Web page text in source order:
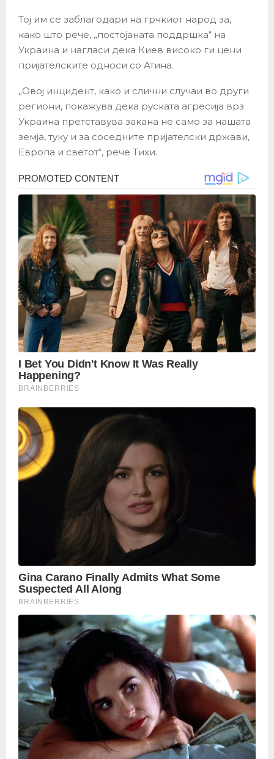
Тој им се заблагодари на грчкиот народ за,
како што рече, „постојаната поддршка“ на
Украина и нагласи дека Киев високо ги цени
пријателските односи со Атина.
„Овој инцидент, како и слични случаи во други
региони, покажува дека руската агресија врз
Украина претставува закана не само за нашата
земја, туку и за соседните пријателски држави,
Европа и светот“, рече Тихи.